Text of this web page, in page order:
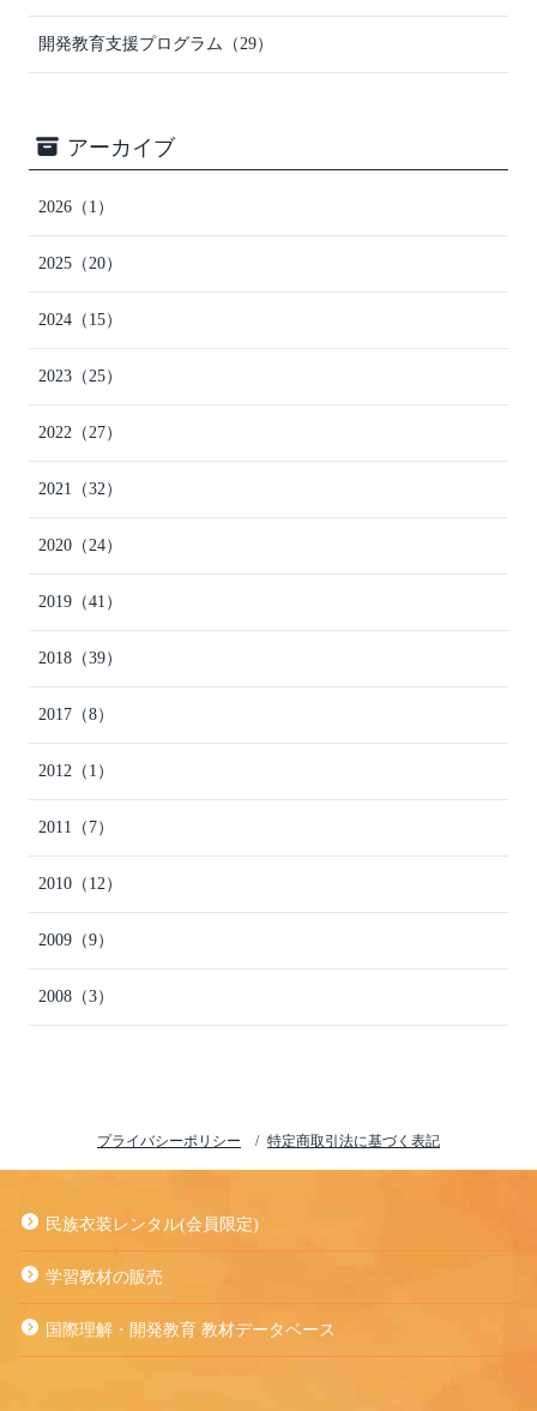
開発教育支援プログラム （29）
アーカイブ
2026 （1）
2025 （20）
2024 （15）
2023 （25）
2022 （27）
2021 （32）
2020 （24）
2019 （41）
2018 （39）
2017 （8）
2012 （1）
2011 （7）
2010 （12）
2009 （9）
2008 （3）
プライバシーポリシー 特定商取引法に基づく表記
民族衣装レンタル(会員限定)
学習教材の販売
国際理解・開発教育 教材データベース